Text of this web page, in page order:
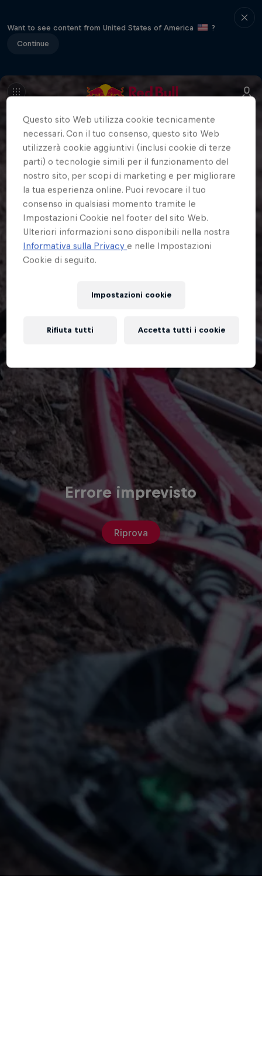
Want to see content from United States of America
?
Continue
Errore imprevisto
Riprova
Questo sito Web utilizza cookie tecnicamente
necessari. Con il tuo consenso, questo sito Web
utilizzerà cookie aggiuntivi (inclusi cookie di terze
parti) o tecnologie simili per il funzionamento del
nostro sito, per scopi di marketing e per migliorare
la tua esperienza online. Puoi revocare il tuo
consenso in qualsiasi momento tramite le
Impostazioni Cookie nel footer del sito Web.
Ulteriori informazioni sono disponibili nella nostra
Informativa sulla Privacye nelle Impostazioni
Cookie di seguito.
Impostazioni cookie
Rifiuta tutti Accetta tutti i cookie